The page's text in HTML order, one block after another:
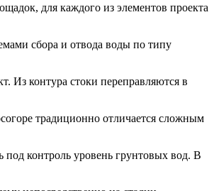
для каждого из элементов проекта
сбора и отвода воды по типу
Из контура стоки переправляются в
традиционно отличается сложным
под контроль уровень грунтовых вод. В